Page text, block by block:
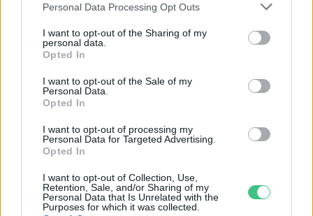
Personal Data Processing Opt Outs
I want to opt-out of the Sharing of my
personal data.
Opted In
I want to opt-out of the Sale of my
Personal Data.
Opted In
I want to opt-out of processing my
Personal Data for Targeted Advertising.
Opted In
I want to opt-out of Collection, Use,
Retention, Sale, and/or Sharing of my
Personal Data that Is Unrelated with the
Purposes for which it was collected.
Holnapután